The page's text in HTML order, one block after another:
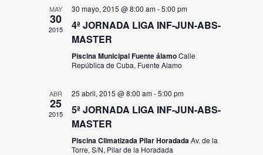
de
Eventos
MAY
30
2015
30 mayo, 2015 @ 8:00 am-5:00 pm
4ª JORNADA LIGA INF-JUN-ABS-
MASTER
Piscina Municipal Fuente álamoCalle
República de Cuba, Fuente Alamo
ABR
25
2015
25 abril, 2015 @ 8:00 am-5:00 pm
5ª JORNADA LIGA INF-JUN-ABS-
MASTER
Piscina Climatizada Pilar Horadada Av. de la
Torre, S/N, Pilar de la Horadada